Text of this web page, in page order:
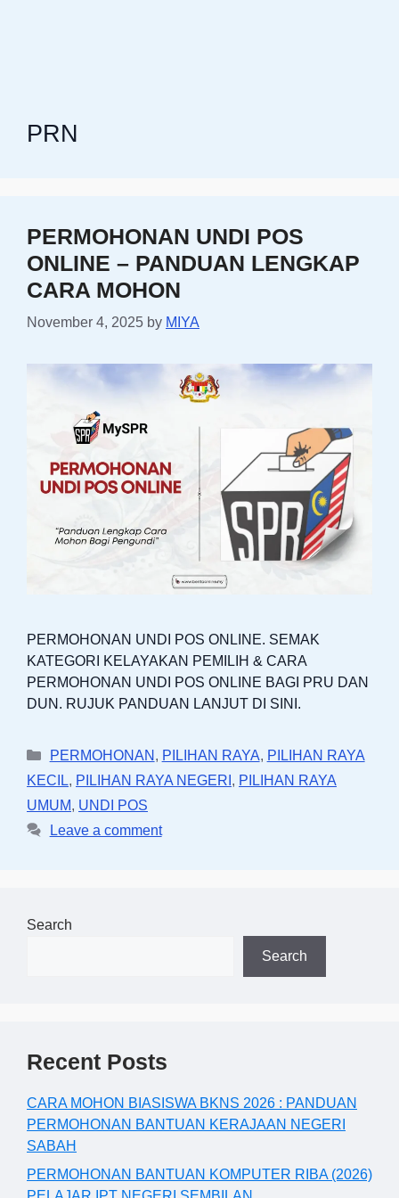
PRN
PERMOHONAN UNDI POS
ONLINE – PANDUAN LENGKAP
CARA MOHON
November 4, 2025 by MIYA
PERMOHONAN UNDI POS ONLINE. SEMAK
KATEGORI KELAYAKAN PEMILIH & CARA
PERMOHONAN UNDI POS ONLINE BAGI PRU DAN
DUN. RUJUK PANDUAN LANJUT DI SINI.
Categories
PERMOHONAN , PILIHAN RAYA, PILIHAN RAYA
KECIL, PILIHAN RAYA NEGERI , PILIHAN RAYA
UMUM, UNDI POS
Leave a comment
Search
Search
Recent Posts
CARA MOHON BIASISWA BKNS 2026 : PANDUAN
PERMOHONAN BANTUAN KERAJAAN NEGERI
SABAH
PERMOHONAN BANTUAN KOMPUTER RIBA (2026)